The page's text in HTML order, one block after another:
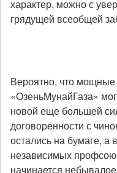
характер, можно с
грядущей всеобщей
Вероятно, что
«ОзеньМунайГаза»
новой еще большей
договоренности с
остались на бумаге, а
независимых
начинается